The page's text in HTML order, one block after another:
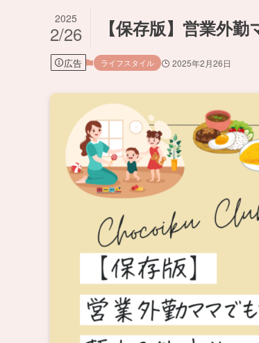
【保存版】営業外
2025
2/26
広告 ライフスタイル 2025年2月26日